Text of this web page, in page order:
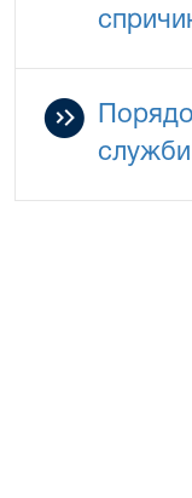
служби